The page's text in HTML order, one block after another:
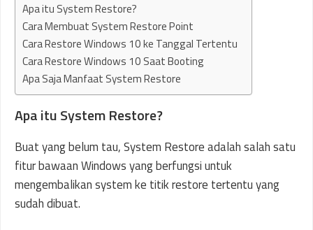
Apa itu System Restore?
Cara Membuat System Restore Point
Cara Restore Windows 10 ke Tanggal Tertentu
Cara Restore Windows 10 Saat Booting
Apa Saja Manfaat System Restore
Apa itu System Restore?
Buat yang belum tau, System Restore adalah salah satu
fitur bawaan Windows yang berfungsi untuk
mengembalikan system ke titik restore tertentu yang
sudah dibuat.